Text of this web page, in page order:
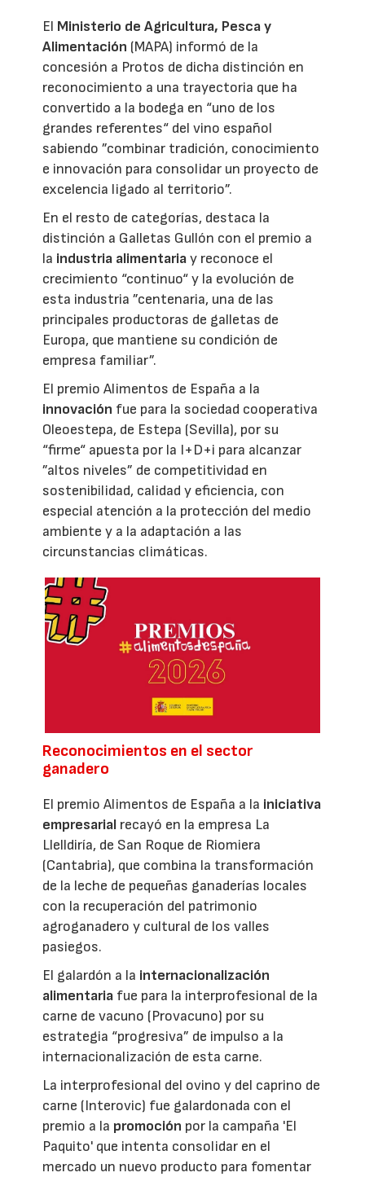
El Ministerio de Agricultura, Pesca y
Alimentación (MAPA) informó de la
concesión a Protos de dicha distinción en
reconocimiento a una trayectoria que ha
convertido a la bodega en “uno de los
grandes referentes“ del vino español
sabiendo ”combinar tradición, conocimiento
e innovación para consolidar un proyecto de
excelencia ligado al territorio”.
En el resto de categorías, destaca la
distinción a Galletas Gullón con el premio a
la industria alimentariay reconoce el
crecimiento “continuo“ y la evolución de
esta industria ”centenaria, una de las
principales productoras de galletas de
Europa, que mantiene su condición de
empresa familiar”.
El premio Alimentos de España a la
innovación fue para la sociedad cooperativa
Oleoestepa, de Estepa (Sevilla), por su
“firme“ apuesta por la I+D+i para alcanzar
”altos niveles” de competitividad en
sostenibilidad, calidad y eficiencia, con
especial atención a la protección del medio
ambiente y a la adaptación a las
circunstancias climáticas.
Reconocimientos en el sector
ganadero
El premio Alimentos de España a la iniciativa
empresarial recayó en la empresa La
Llelldiría, de San Roque de Riomiera
(Cantabria), que combina la transformación
de la leche de pequeñas ganaderías locales
con la recuperación del patrimonio
agroganadero y cultural de los valles
pasiegos.
El galardón a la internacionalización
alimentaria fue para la interprofesional de la
carne de vacuno (Provacuno) por su
estrategia “progresiva” de impulso a la
internacionalización de esta carne.
La interprofesional del ovino y del caprino de
carne (Interovic) fue galardonada con el
premio a la promoción por la campaña 'El
Paquito' que intenta consolidar en el
mercado un nuevo producto para fomentar